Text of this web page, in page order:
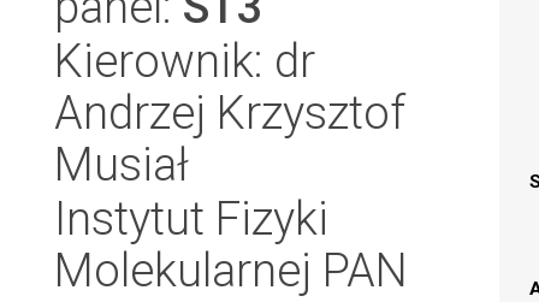
Kierownik: dr
Andrzej Krzysztof
Musiał
Instytut Fizyki
Molekularnej PAN